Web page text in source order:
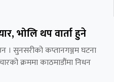
भोलि थप वार्ता हुने
। सुनसरीको कप्तानगञ्जम घटना
क्रममा काठमाडौंमा निधन